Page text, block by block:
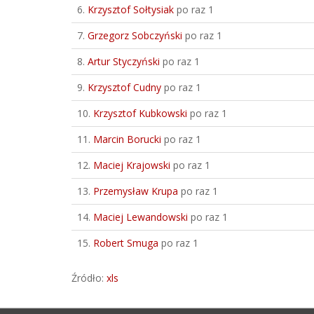
6. Krzysztof Sołtysiak po raz 1
7. Grzegorz Sobczyński po raz 1
8. Artur Styczyński po raz 1
9. Krzysztof Cudny po raz 1
10. Krzysztof Kubkowski po raz 1
11. Marcin Borucki po raz 1
12. Maciej Krajowski po raz 1
13. Przemysław Krupa po raz 1
14. Maciej Lewandowski po raz 1
15. Robert Smuga po raz 1
Źródło: xls